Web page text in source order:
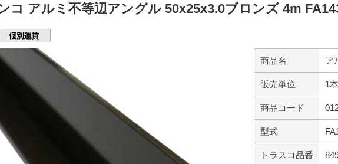
コ アルミ不等辺アングル 50x25x3.0ブロンズ 4m
商品名 ア
販売単位 1本
商品コード
型式
トラスコ品番